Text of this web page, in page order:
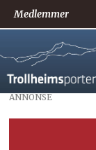
Medlemmer
ANNONSE